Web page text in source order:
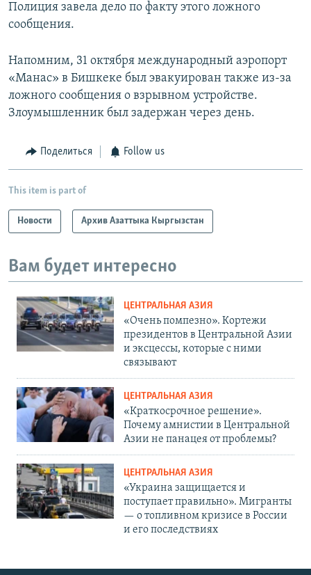
Полиция завела дело по факту этого ложного
сообщения.
Напомним, 31 октября международный аэропорт
«Манас» в Бишкеке был эвакуирован также из-за
ложного сообщения о взрывном устройстве.
Злоумышленник был задержан через день.
Поделиться Follow us
This item is part of
Новости Архив Азаттыка Кыргызстан
Вам будет интересно
ЦЕНТРАЛЬНАЯ АЗИЯ
«Очень помпезно». Кортежи
президентов в Центральной Азии
и эксцессы, которые с ними
связывают
ЦЕНТРАЛЬНАЯ АЗИЯ
«Краткосрочное решение».
Почему амнистии в Центральной
Азии не панацея от проблемы?
ЦЕНТРАЛЬНАЯ АЗИЯ
«Украина защищается и
поступает правильно». Мигранты
— о топливном кризисе в России
и его последствиях